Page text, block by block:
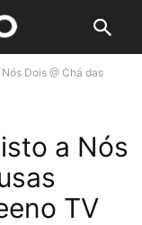
Dois @ Chá das
a Nós
TV